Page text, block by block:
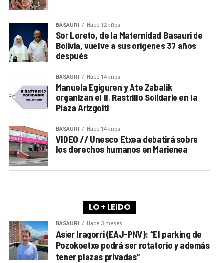
BASAURI Hace 12 años
Sor Loreto, de la Maternidad Basauri de
Bolivia, vuelve a sus orígenes 37 años
después
BASAURI Hace 14 años
Manuela Egiguren y Ate Zabalik
organizan el II. Rastrillo Solidario en la
Plaza Arizgoiti
BASAURI Hace 14 años
VIDEO // Unesco Etxea debatirá sobre
los derechos humanos en Marienea
LO + LEIDO
BASAURI Hace 3 meses
Asier Iragorri (EAJ-PNV): “El parking de
Pozokoetxe podrá ser rotatorio y además
tener plazas privadas”